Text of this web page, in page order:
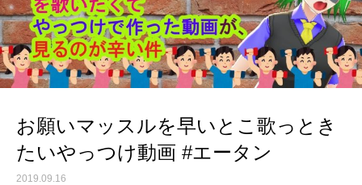
お願いマッスルを早いとこ歌っとき
たいやっつけ動画 #エータン
2019.09.16